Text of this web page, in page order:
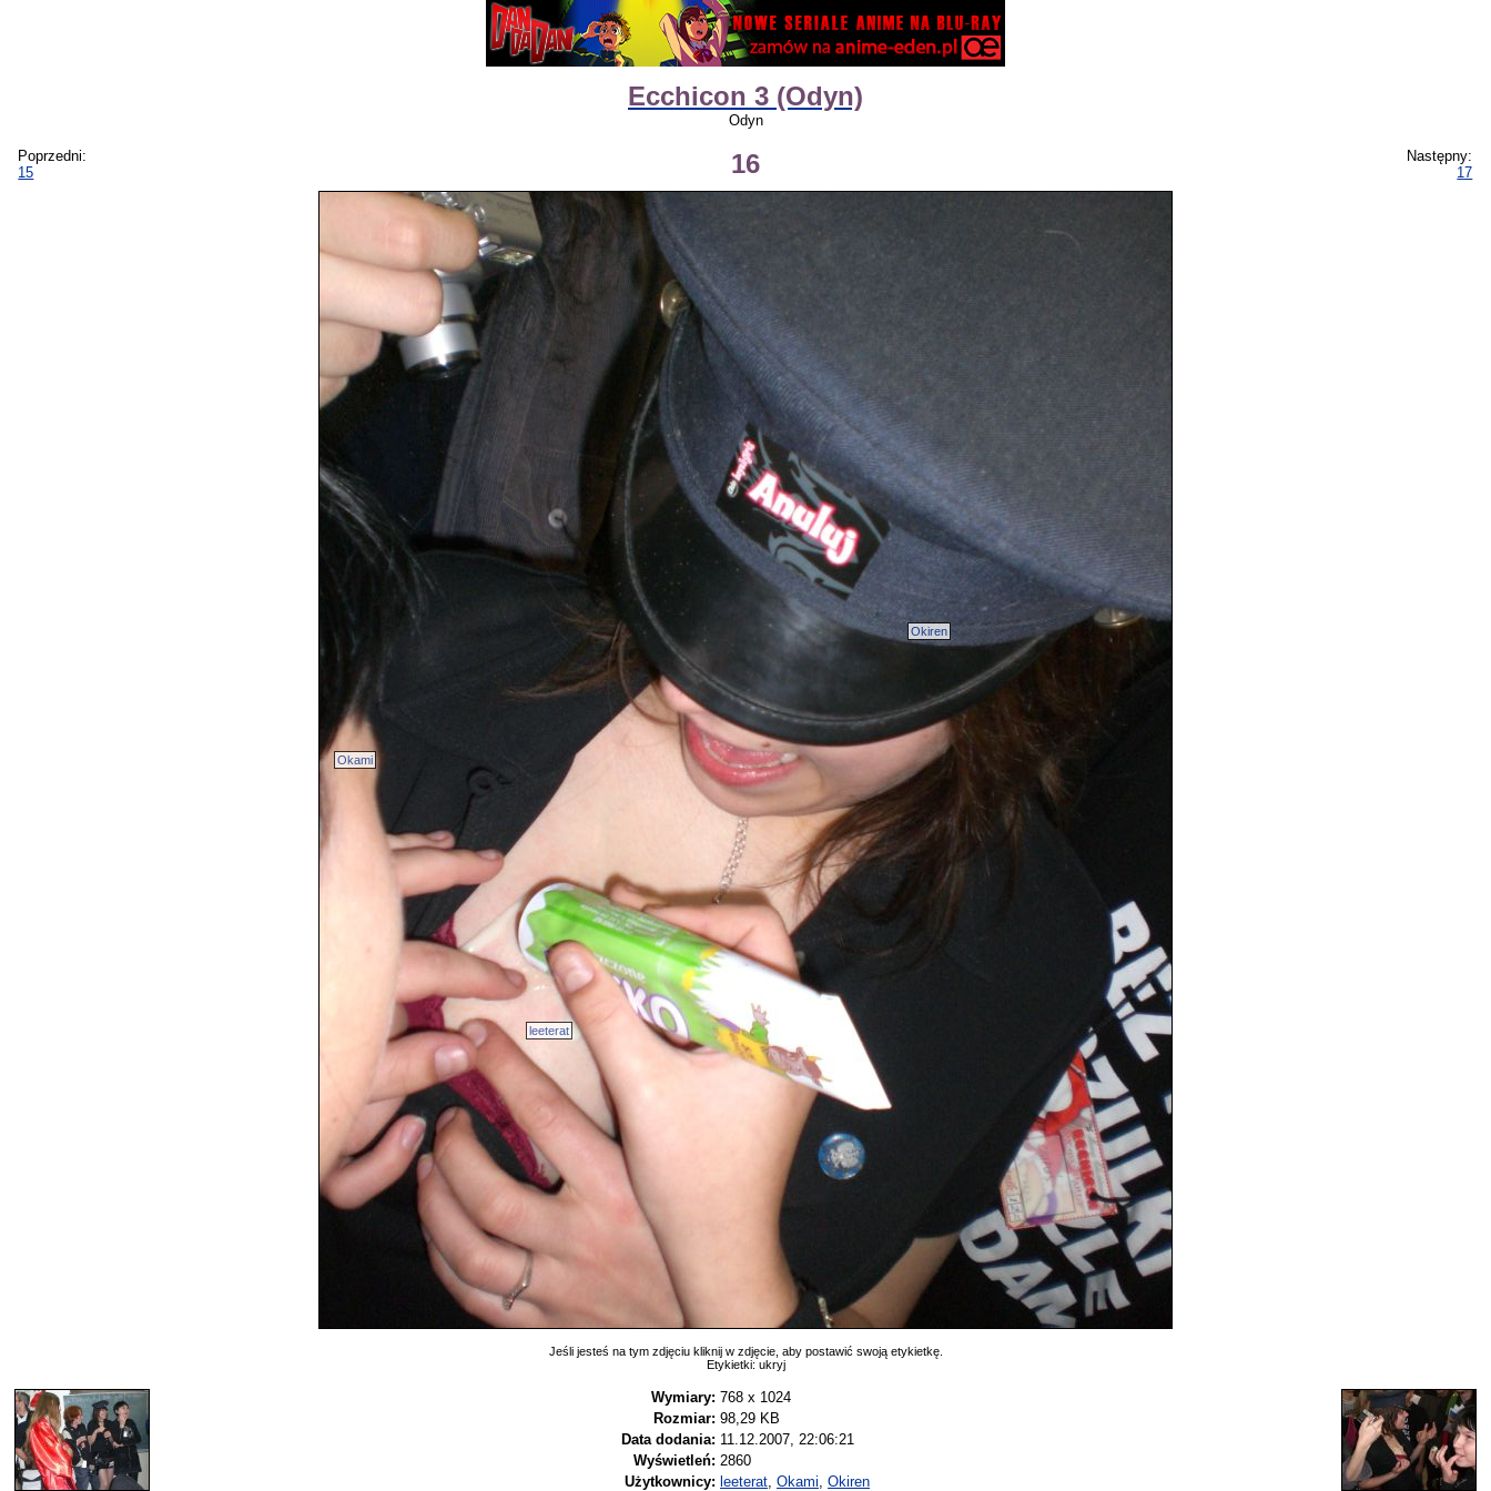
Ecchicon 3 (Odyn)
Odyn
Poprzedni:
15
16
Następny:
17
leeterat
Okami
Okiren
Jeśli jesteś na tym zdjęciu kliknij w zdjęcie, aby postawić swoją etykietkę.
Etykietki: ukryj
Wymiary: 768 x 1024
Rozmiar: 98,29 KB
Data dodania: 11.12.2007, 22:06:21
Wyświetleń: 2860
Użytkownicy: leeterat Okami Okiren